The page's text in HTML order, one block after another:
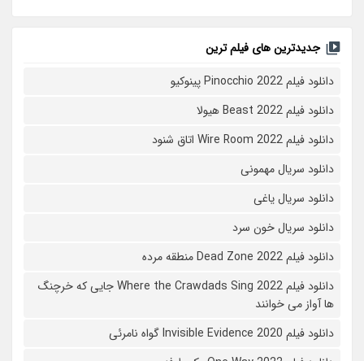
جدیدترین های فیلم ترین
دانلود فیلم Pinocchio 2022 پینوکیو
دانلود فیلم Beast 2022 هیولا
دانلود فیلم Wire Room 2022 اتاق شنود
دانلود سریال مهمونی
دانلود سریال یاغی
دانلود سریال خون سرد
دانلود فیلم 2022 Dead Zone منطقه مرده
دانلود فیلم Where the Crawdads Sing 2022 جایی که خرچنگ
ها آواز می خوانند
دانلود فیلم 2020 Invisible Evidence گواه نامرئی